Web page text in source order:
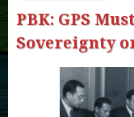
PBK: GPS
Sovereignty